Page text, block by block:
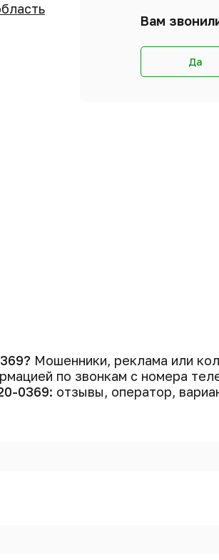
Вам
Да
Мошенники, реклама или
по звонкам с номера
0369: отзывы, оператор,